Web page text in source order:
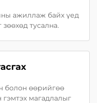
ажиллаж байх үед
тусална.
болон өөрийгөө
магадлалыг